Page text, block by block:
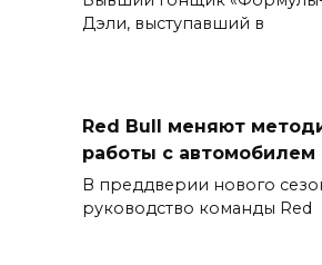
Дэли, выступавший в
Red Bull меняют
работы с автомобилем
В преддверии нового
руководство команды Red